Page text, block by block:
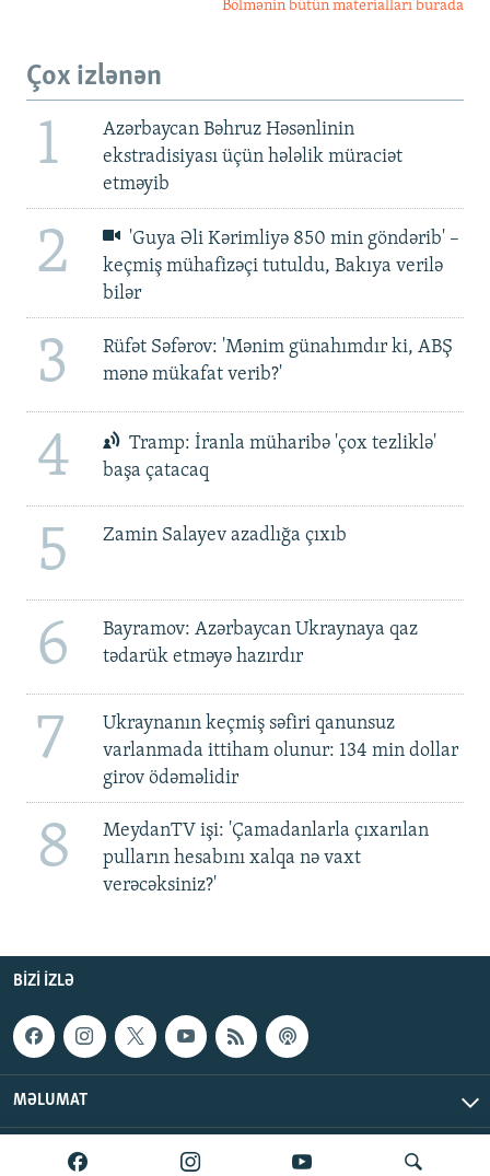
Bölmənin bütün materialları burada
Çox izlənən
1
Azərbaycan Bəhruz Həsənlinin
ekstradisiyası üçün hələlik müraciət
etməyib
2
'Guya Əli Kərimliyə 850 min göndərib' –
keçmiş mühafizəçi tutuldu, Bakıya verilə
bilər
3
Rüfət Səfərov: 'Mənim günahımdır ki, ABŞ
mənə mükafat verib?'
4
Tramp: İranla müharibə 'çox tezliklə'
başa çatacaq
5 Zamin Salayev azadlığa çıxıb
6
Bayramov: Azərbaycan Ukraynaya qaz
tədarük etməyə hazırdır
7
Ukraynanın keçmiş səfiri qanunsuz
varlanmada ittiham olunur: 134 min dollar
girov ödəməlidir
8
MeydanTV işi: 'Çamadanlarla çıxarılan
pulların hesabını xalqa nə vaxt
verəcəksiniz?'
BIZI IZLƏ
MƏLUMAT
AzadlıqRadiosu © 2026 Inc. | Bütün hüquqlar qorunur